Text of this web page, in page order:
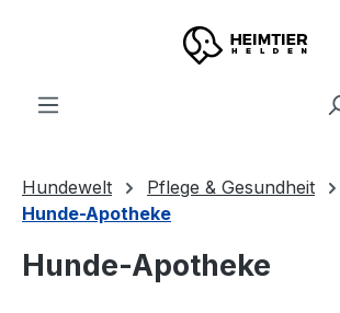
Zum Hauptinhalt springen
Hundewelt
Pflege & Gesundheit
Hunde-Apotheke
Hunde-Apotheke